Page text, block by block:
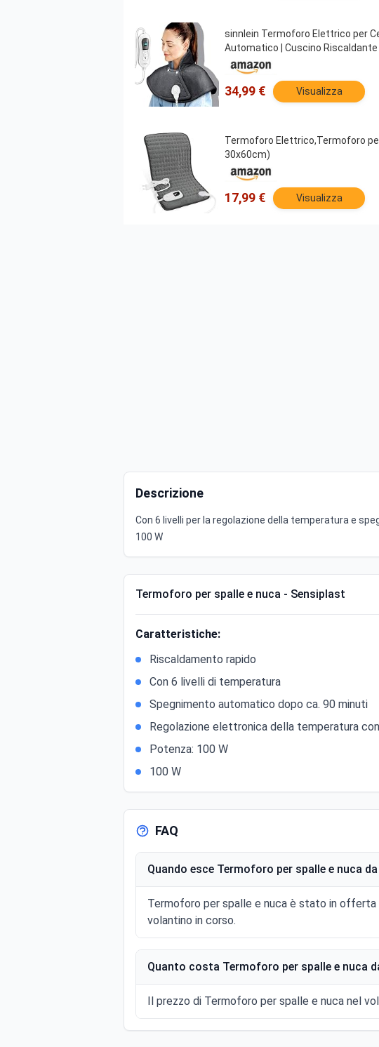
sinnlein Termoforo Elettrico per
Automatico | Cuscino
34,99 € Visualizza
Termoforo Elettrico,Termoforo
30x60cm)
17,99 € Visualizza
Descrizione
Con 6 livelli per la regolazione della temperatura e
100 W
Termoforo per spalle e nuca - Sensiplast
Caratteristiche:
Riscaldamento rapido
Con 6 livelli di temperatura
Spegnimento automatico dopo ca. 90 minuti
Regolazione elettronica della temperatura
Potenza: 100 W
100 W
FAQ
Quando esce Termoforo per spalle e nuca
Termoforo per spalle e nuca è stato in
volantino in corso.
Quanto costa Termoforo per spalle e nuca
Il prezzo di Termoforo per spalle e nuca nel